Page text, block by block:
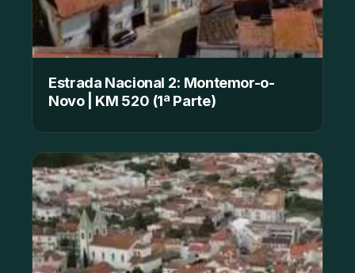
Estrada Nacional 2: Montemor-o-
Novo | KM 520 (1ª Parte)